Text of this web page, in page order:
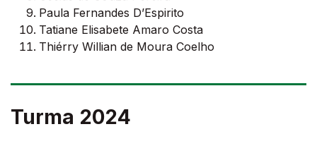
Paula Fernandes D’Espirito
Tatiane Elisabete Amaro Costa
Thiérry Willian de Moura Coelho
Turma 2024